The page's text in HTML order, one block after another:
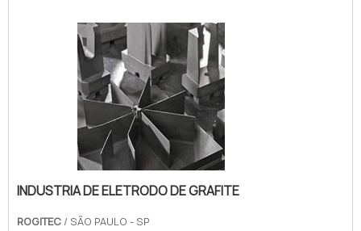
normas técnicas exigidas por lei, tenha boa
procedência e principalmente possa atender
seus clientes da melhor forma possíve.
INDUSTRIA DE ELETRODO DE GRAFITE
ROGITEC / SÃO PAULO - SP